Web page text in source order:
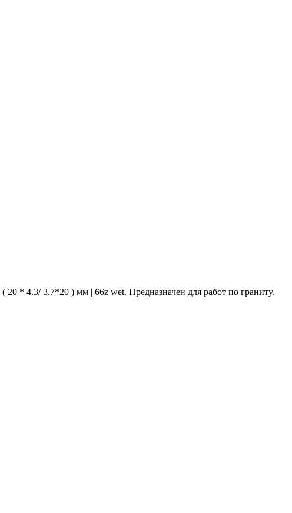
* 4.3/ 3.7*20 ) мм | 66z wet. Предназначен для работ по граниту.